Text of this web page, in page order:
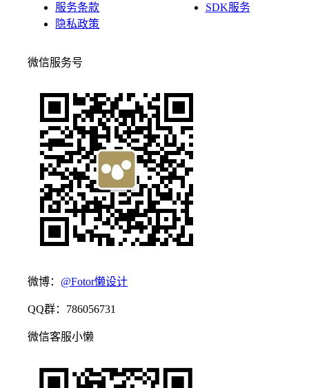
服务条款
隐私政策
SDK服务
微信服务号
微博： @Fotor懒设计
QQ群：786056731
微信客服小懒